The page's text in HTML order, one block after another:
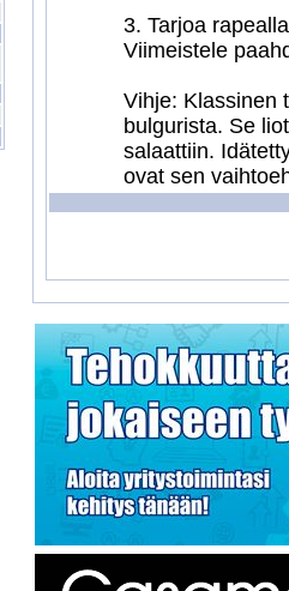
3. Tarjoa
Viimeistele
Vihje: Klassinen
bulgurista. Se
salaattiin.